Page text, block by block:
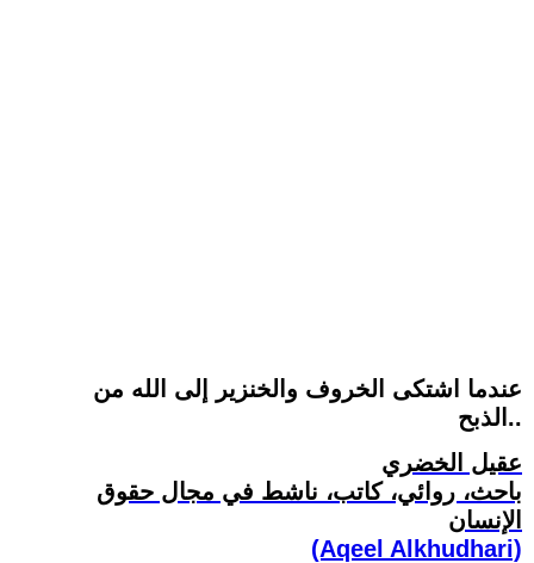
عندما اشتكى الخروف والخنزير إلى الله من
الذبح..
عقيل الخضري
باحث، روائي، كاتب، ناشط في مجال حقوق
الإنسان
(Aqeel Alkhudhari)